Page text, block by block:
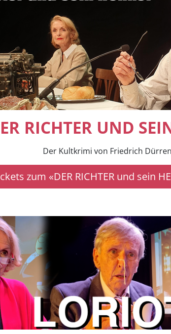
RICHTER UND
Der Kultkrimi von Friedrich
zum «DER RICHTER und sein